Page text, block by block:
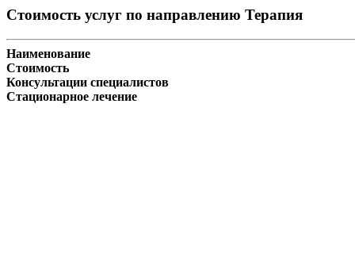
Стоимость услуг по направлению Терапия
Наименование
Стоимость
Консультации специалистов
Стационарное лечение